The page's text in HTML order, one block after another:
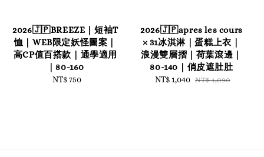
2026🇯🇵BREEZE｜短袖T
恤｜WEB限定妖怪圖案｜
高CP值百搭款｜通學適用
｜80-160
Regular
NT$ 750
2026🇯🇵apres les cours
× 31冰淇淋｜蛋糕上衣｜
浪漫雙層摺｜荷葉滾邊｜
80-140｜俏皮遮肚肚
Sale
NT$ 1,040 Regular
NT$ 1,090